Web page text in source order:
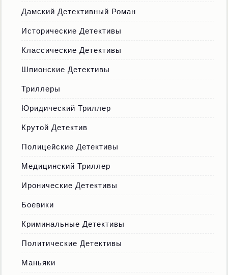
Дамский Детективный Роман
Исторические Детективы
Классические Детективы
Шпионские Детективы
Триллеры
Юридический Триллер
Крутой Детектив
Полицейские Детективы
Медицинский Триллер
Иронические Детективы
Боевики
Криминальные Детективы
Политические Детективы
Маньяки